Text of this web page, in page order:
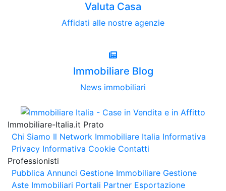
Valuta Casa
Affidati alle nostre agenzie
Immobiliare Blog
News immobiliari
Immobiliare-Italia.it Prato
Chi Siamo Il Network Immobiliare Italia Informativa
Privacy Informativa Cookie Contatti
Professionisti
Pubblica Annunci Gestione Immobiliare Gestione
Aste Immobiliari Portali Partner Esportazione